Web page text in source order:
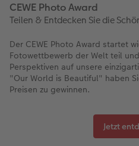
CEWE Photo Award
Teilen & Entdecken Sie die
Der CEWE Photo Award startet
Fotowettbewerb der Welt teil
Perspektiven auf unsere
"Our World is Beautiful" haben
Preisen zu gewinnen.
Jetzt